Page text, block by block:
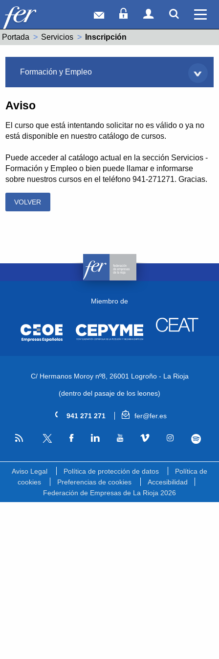
Correo webAcceso Socios
Acceso
Portada Servicios Actual:
Inscripción
Formación y Empleo
Aviso
El curso que está intentando solicitar no es válido o ya no
está disponible en nuestro catálogo de cursos.
Puede acceder al catálogo actual en la sección Servicios -
Formación y Empleo o bien puede llamar e informarse
sobre nuestros cursos en el teléfono 941-271271. Gracias.
VOLVER
Miembro de
C/ Hermanos Moroy nº8, 26001 Logroño - La Rioja
(dentro del pasaje de los leones)
941 271 271 fer@fer.es
RSS
Aviso Legal Política de protección de datos
Política de
cookies
Preferencias de cookies
Accesibilidad
Federación de Empresas de La Rioja 2026